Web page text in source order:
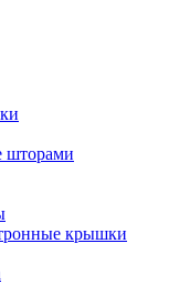
шторами
крышки